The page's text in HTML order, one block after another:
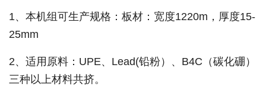
1、本机组可生产规格：板材：宽度1220m，厚度15-
25mm
2、适用原料：UPE、Lead(铅粉）、B4C（碳化硼）
三种以上材料共挤。